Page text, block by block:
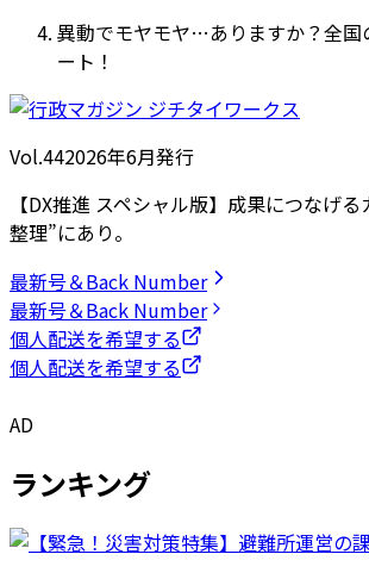
異動でモヤモヤ…ありますか？全国
ート！
Vol.442026年6月発行
【DX推進 スペシャル版】成果につなげ
整理”にあり。
最新号＆Back Number
最新号＆Back Number
個人配送を希望する
個人配送を希望する
AD
ランキング